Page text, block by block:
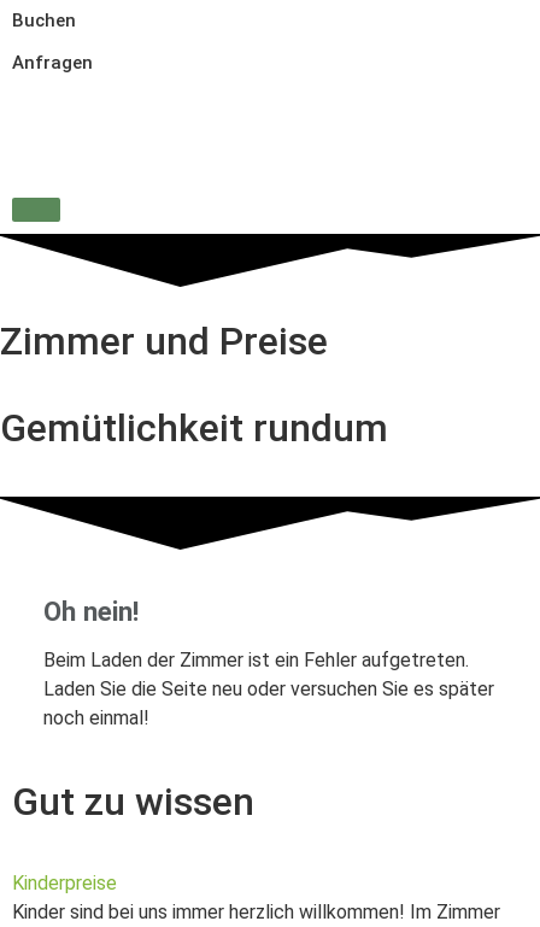
Buchen
Anfragen
Zimmer und Preise
Gemütlichkeit rundum
Oh nein!
Beim Laden der Zimmerist ein Fehler aufgetreten.
Laden Sie die Seite neu oder versuchen Sie es später
noch einmal!
Gut zu wissen
Kinderpreise
Kinder sind bei uns immer herzlich willkommen! Im Zimmer